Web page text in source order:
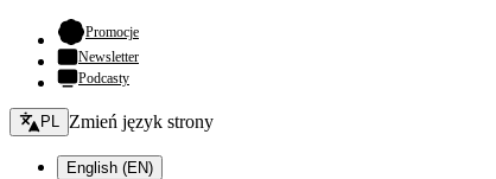
Promocje- otwiera się w nowej karcie
Newsletter
Podcasty
Zmień język - bieżący:
PL Zmień język strony
English (EN)